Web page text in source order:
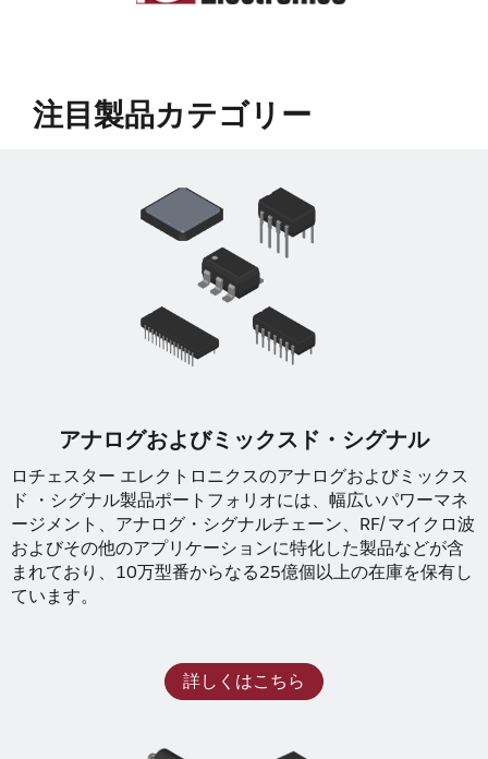
﻿注目製品カテゴリー
アナログおよびミックスド・シグナル
ロチェスター エレクトロニクスのアナログおよびミックス
ド ・シグナル製品ポートフォリオには、幅広いパワーマネ
ージメント、アナログ・シグナルチェーン、RF/マイクロ波
およびその他のアプリケーションに特化した製品などが含
まれており、10万型番からなる25億個以上の在庫を保有し
ています。
詳しくはこちら